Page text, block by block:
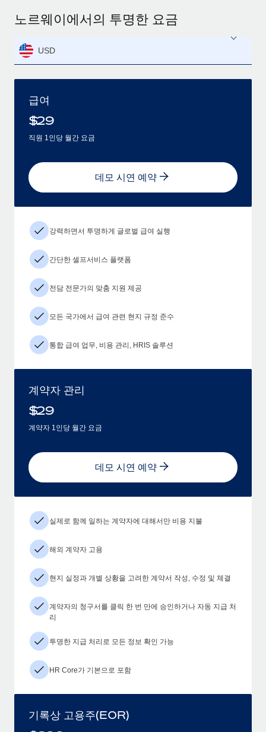
노르웨이에서의 투명한 요금
USD
급여
$29
직원 1인당 월간 요금
데모 시연 예약
강력하면서 투명하게 글로벌 급여 실행
간단한 셀프서비스 플랫폼
전담 전문가의 맞춤 지원 제공
모든 국가에서 급여 관련 현지 규정 준수
통합 급여 업무, 비용 관리, HRIS 솔루션
계약자 관리
$29
계약자 1인당 월간 요금
데모 시연 예약
실제로 함께 일하는 계약자에 대해서만 비용 지불
해외 계약자 고용
현지 실정과 개별 상황을 고려한 계약서 작성, 수정 및 체결
계약자의 청구서를 클릭 한 번 만에 승인하거나 자동 지급 처
리
투명한 지급 처리로 모든 정보 확인 가능
HR Core가 기본으로 포함
기록상 고용주(EOR)